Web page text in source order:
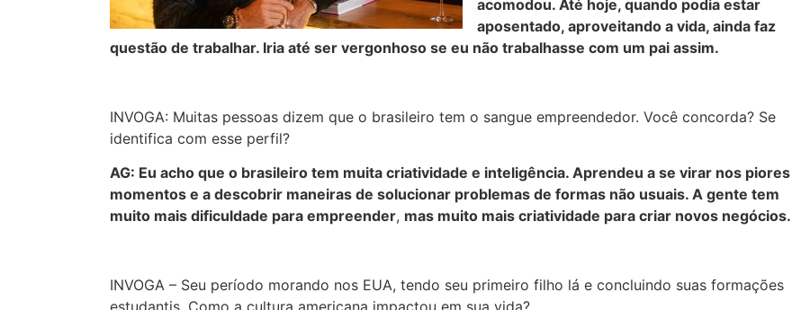
acomodou. Até hoje, quando podia estar
aposentado, aproveitando a vida, ainda faz
questão de trabalhar. Iria até ser vergonhoso se eu não trabalhasse com um pai assim.
INVOGA: Muitas pessoas dizem que o brasileiro tem o sangue empreendedor. Você concorda? Se
identifica com esse perfil?
AG: Eu acho que o brasileiro tem muita criatividade e inteligência. Aprendeu a se virar nos piores
momentos e a descobrir maneiras de solucionar problemas de formas não usuais. A gente tem
muito mais dificuldade para empreender, mas muito mais criatividade para criar novos negócios.
INVOGA – Seu período morando nos EUA, tendo seu primeiro filho lá e concluindo suas formações